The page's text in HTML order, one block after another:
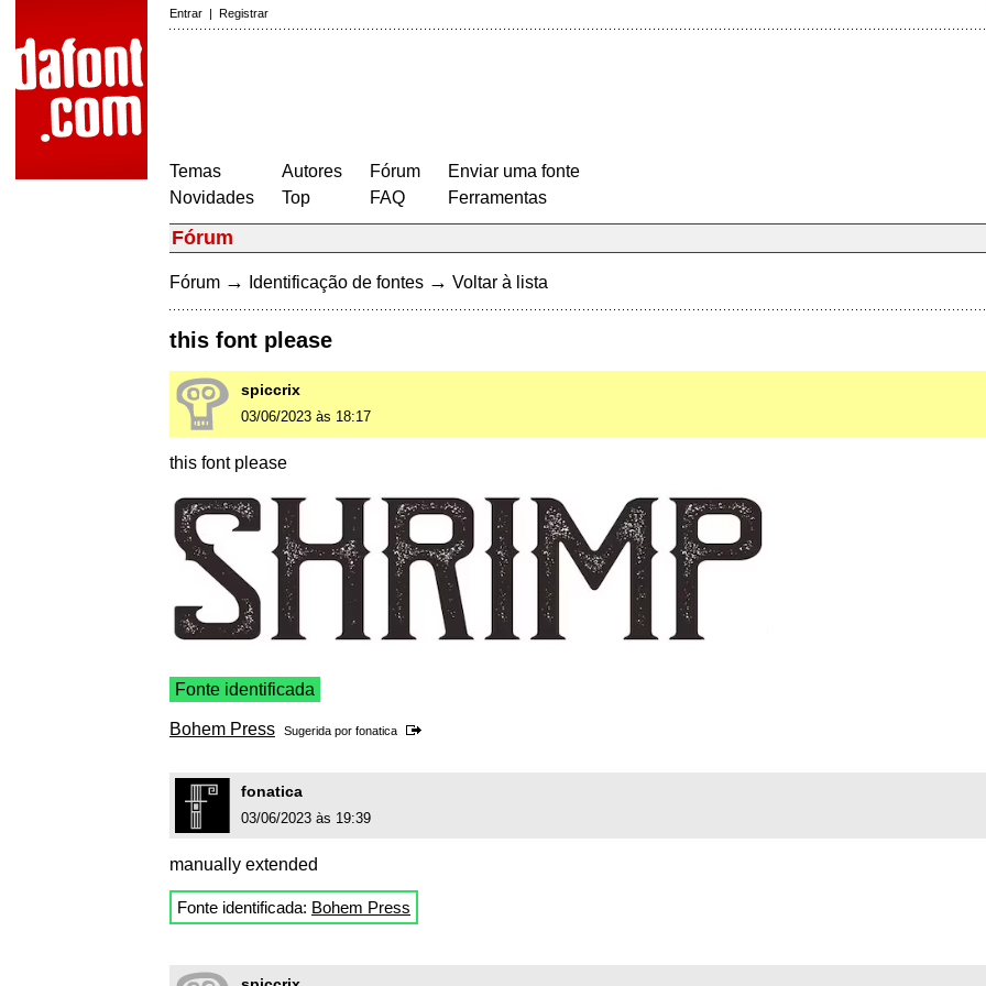
Entrar | Registrar
Temas
Novidades
Autores
Top
Fórum
FAQ
Enviar uma fonte
Ferramentas
Fórum
Fórum → Identificação de fontes → Voltar à lista
this font please
spiccrix
03/06/2023 às 18:17
this font please
Fonte identificada
Bohem Press Sugerida por fonatica
fonatica
03/06/2023 às 19:39
manually extended
Fonte identificada: Bohem Press